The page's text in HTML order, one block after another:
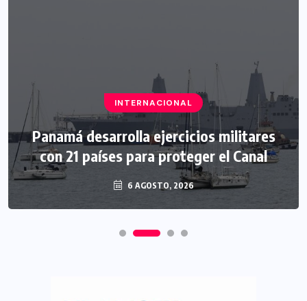
INTERNACIONAL
Panamá desarrolla ejercicios militares
con 21 países para proteger el Canal
6 AGOSTO, 2026